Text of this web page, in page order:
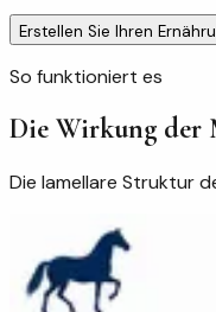
Erstellen Sie Ihren
So funktioniert es
Die Wirkung der
Die lamellare Struktur